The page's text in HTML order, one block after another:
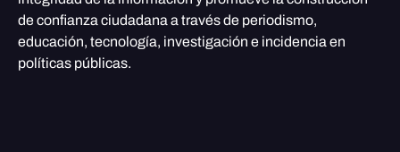
de confianza ciudadana a través de periodismo,
educación, tecnología, investigación e incidencia en
políticas públicas.